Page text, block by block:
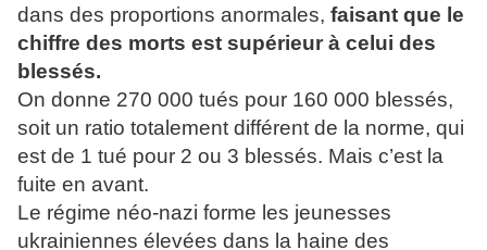
dans des proportions anormales, faisant que le
chiffre des morts est supérieur à celui des
blessés.
On donne 270 000 tués pour 160 000 blessés,
soit un ratio totalement différent de la norme, qui
est de 1 tué pour 2 ou 3 blessés. Mais c’est la
fuite en avant.
Le régime néo-nazi forme les jeunesses
ukrainiennes élevées dans la haine des